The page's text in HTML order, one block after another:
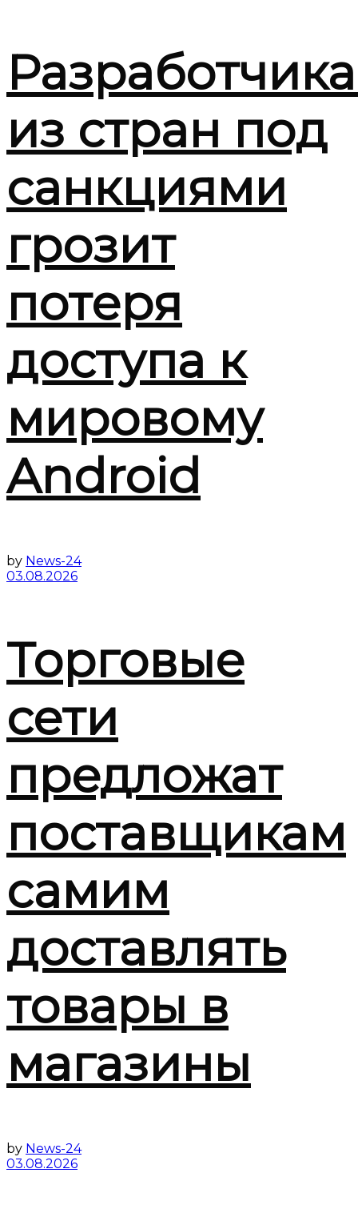
из стран под
санкциями
грозит
потеря
доступа к
мировому
Android
by News-24
03.08.2026
Торговые
сети
предложат
поставщикам
самим
доставлять
товары в
магазины
by News-24
03.08.2026